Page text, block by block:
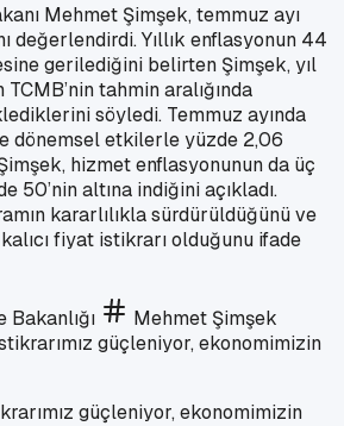
Mehmet Şimşek, temmuz ayı
değerlendirdi. Yıllık enflasyonun 44
gerilediğini belirten Şimşek, yıl
tahmin aralığında
söyledi. Temmuz ayında
dönemsel etkilerle yüzde 2,06
hizmet enflasyonunun da üç
50’nin altına indiğini açıkladı.
kararlılıkla sürdürüldüğünü ve
fiyat istikrarı olduğunu ifade
Mehmet Şimşek
güçleniyor, ekonomimizin